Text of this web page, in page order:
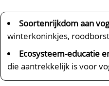
Soortenrijkdom aan
winterkoninkjes,
Ecosysteem-educatie
die aantrekkelijk is voor